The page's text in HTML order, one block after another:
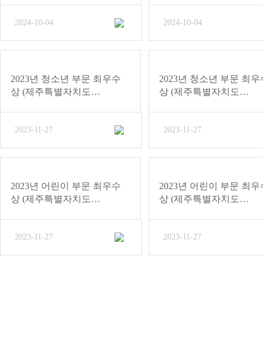
2024-10-04 2024-10-04
2023년 청소년 부문 최우수
상 (제주특별자치도…
2023-11-27
2023년 청소년 부문 최우
상 (제주특별자치도…
2023-11-27
2023년 어린이 부문 최우수
상 (제주특별자치도…
2023-11-27
2023년 어린이 부문 최우
상 (제주특별자치도…
2023-11-27